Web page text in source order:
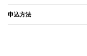
申込方法